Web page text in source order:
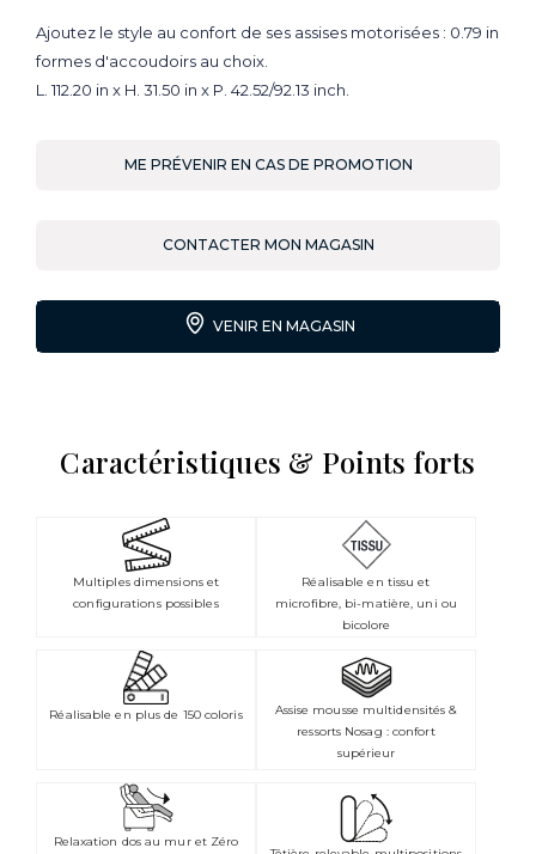
Ajoutez le style au confort de ses assises motorisées : 0.79 in
formes d'accoudoirs au choix.
L. 112.20 in x H. 31.50 in x P. 42.52/92.13 inch.
ME PRÉVENIR EN CAS DE PROMOTION
CONTACTER MON MAGASIN
VENIR EN MAGASIN
Caractéristiques & Points forts
Multiples dimensions et
configurations possibles
Réalisable en tissu et
microfibre, bi-matière, uni ou
bicolore
Réalisable en plus de 150 coloris
Assise mousse multidensités &
ressorts Nosag : confort
supérieur
Relaxation dos au mur et Zéro